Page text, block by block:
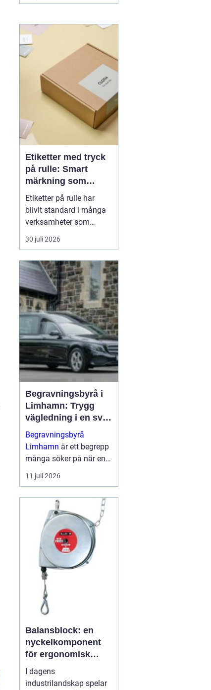
avloppen behöver mer
omsorg än många tror.
När vatten börjar rinna
undan långsamt, avlopp
luktar illa eller
golvbrunnar bubblar är...
Etiketter med tryck
på rulle: Smart
märkning som
stärker både flöde
och varumärke
Etiketter på rulle har
blivit standard i många
verksamheter som
behöver snabb, tydlig
och hållbar märkning.
livsmedel, ehandel, lager
eller butiker handlar allt i
grunden om samma sak:
rätt ...
30 juli 2026
Begravningsbyrå i
Limhamn: Trygg
vägledning i en svår
tid
Begravningsbyrå
Limhamn är ett begrepp
många söker på när en
nära anhörig har gått
bort och behovet av stöd
11 juli 2026
Balansblock: en
nyckelkomponent
för ergonomisk
effektivitet
I dagens
industrilandskap spelar